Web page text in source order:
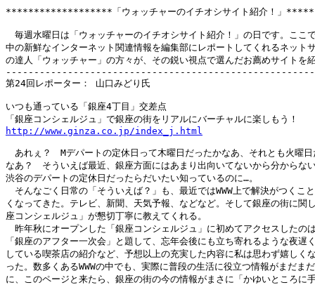
*******************「ウォッチャーのイチオシサイト紹介！」
毎週水曜日は「ウォッチャーのイチオシサイト紹介！」の日です。ここ
中の新鮮なインターネット関連情報を編集部にレポートしてくれるネット
の達人「ウォッチャー」の方々が、その鋭い視点で選んだお薦めサイトを
第24回レポーター： 山口みどり氏
いつも通っている「銀座4丁目」交差点
http://www.ginza.co.jp/index_j.html
あれぇ？　Mデパートの定休日って木曜日だったかなあ、それとも火曜
なあ？　そういえば最近、銀座方面にはあまり出向いてないから分からな
渋谷のデパートの定休日だったらだいたい知っているのに…。
そんなごく日常の「そういえば？」も、最近ではWWW上で解決がつくこ
くなってきた。テレビ、新聞、天気予報、などなど。そして銀座の街に関
座コンシェルジュ」が懇切丁寧に教えてくれる。
昨年秋にオープンした「銀座コンシェルジュ」に初めてアクセスしたの
「銀座のアフター一次会」と題して、忘年会後にも立ち寄れるような夜遅
している喫茶店の紹介など、予想以上の充実した内容に私は思わず嬉しく
った。数多くあるWWWの中でも、実際に普段の生活に役立つ情報がまだま
に、このページと来たら、銀座の街の今の情報がまさに「かゆいところに